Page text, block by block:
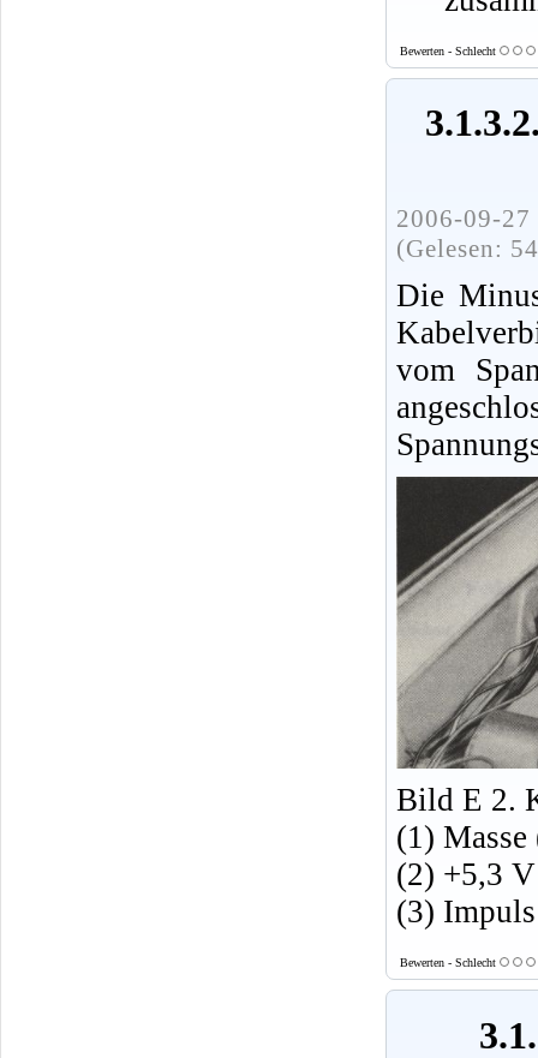
Bewerten - Schlecht
2006-09-
(Gelesen:
Die
vom
Bild E 2.
(1)
(2) +5,3
(3)
Bewerten - Schlecht